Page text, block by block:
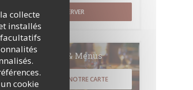
collecte
installés
cookie
RÉSERVER
Cartes & Menus
DÉCOUVRIR NOTRE CARTE